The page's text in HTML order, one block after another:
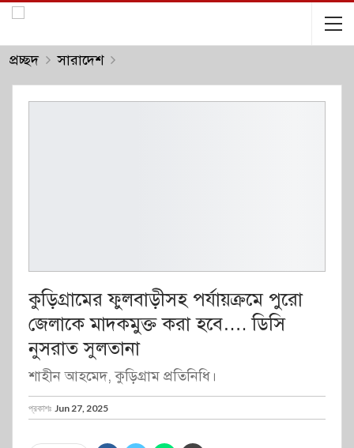
প্রচ্ছদ সারাদেশ
কুড়িগ্রামের ফুলবাড়ীসহ পর্যায়ক্রমে পুরো
জেলাকে মাদকমুক্ত করা হবে…. ডিসি
নুসরাত সুলতানা
শাহীন আহমেদ, কুড়িগ্রাম প্রতিনিধি।
প্রকাশঃ Jun 27, 2025